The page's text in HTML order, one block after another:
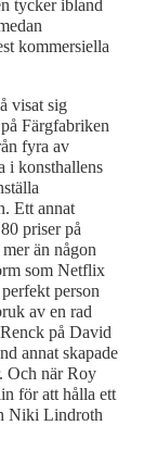
tycker ibland
kommersiella
visat sig
Färgfabriken
fyra av
i konsthallens
Ett annat
priser på
än någon
som Netflix
person
av en rad
på David
annat skapade
Och när Roy
för att hålla ett
Niki Lindroth